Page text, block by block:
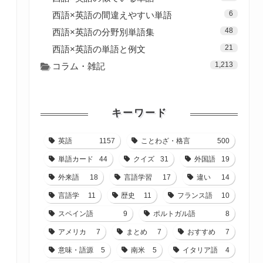
西語×英語の間違えやすい単語 6
西語×英語の分野別単語集 48
西語×英語の単語と例文 21
コラム・雑記 1,213
キーワード
英語 1157 ことわざ・格言 500
単語カード 44 クイズ 31 外国語 19
外来語 18 言語学習 17 違い 14
言語学 11 歴史 11 フランス語 10
スペイン語 9 ポルトガル語 8
アメリカ 7 まとめ 7 おすすめ 7
意味・語源 5 南米 5 イタリア語 4